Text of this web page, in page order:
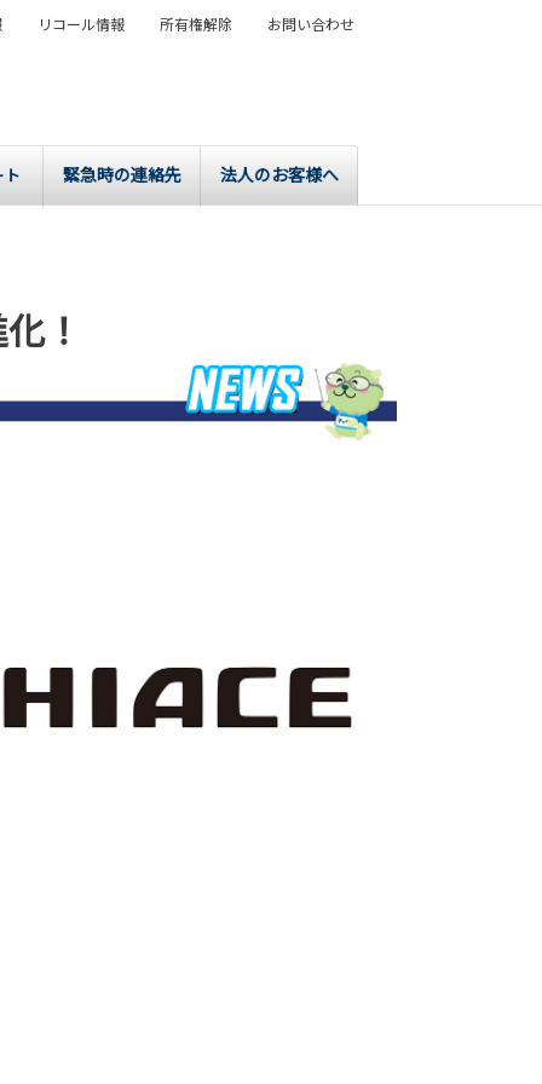
緊急時の連絡先 法人のお客様へ
リコール情報 所有権解除 お問い合わせ
！